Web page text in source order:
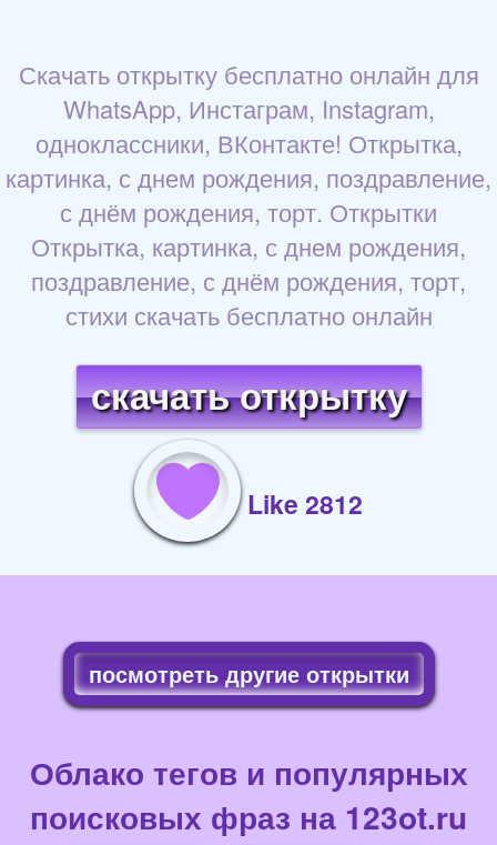
Скачать открытку бесплатно онлайн для
WhatsApp, Инстаграм, Instagram,
одноклассники, ВКонтакте! Открытка,
картинка, с днем рождения, поздравление,
с днём рождения, торт. Открытки
Открытка, картинка, с днем рождения,
поздравление, с днём рождения, торт,
стихи скачать бесплатно онлайн
скачать открытку
Like 2812
посмотреть другие открытки
Облако тегов и популярных
поисковых фраз на 123ot.ru